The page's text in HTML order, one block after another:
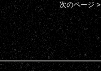
次のページ >